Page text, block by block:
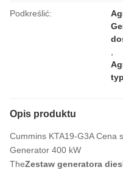
Podkreślić:
Opis produktu
Cummins KTA19-G3A Cena
Generator 400 kW
TheZestaw generatora